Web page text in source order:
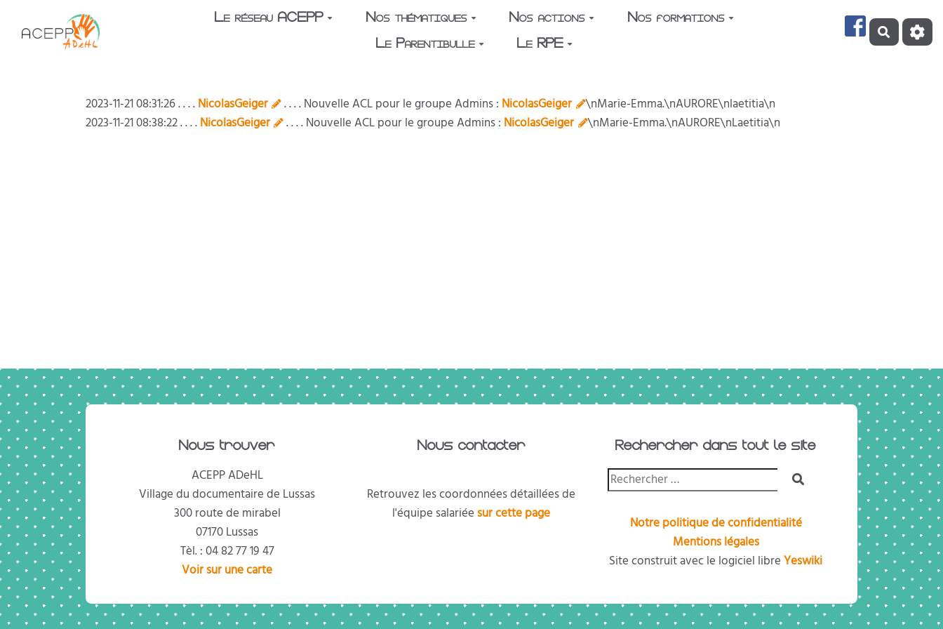
Aller au contenu principal Le réseau ACEPP Nos thématiques Nos actions
Nos formations
Le Parentibulle
Le RPE
2023-11-21 08:31:26 . . . . NicolasGeiger . . . . Nouvelle ACL pour le groupe Admins : NicolasGeiger
\nMarie-Emma.\nAURORE\nlaetitia\n
2023-11-21 08:38:22 . . . . NicolasGeiger . . . . Nouvelle ACL pour le groupe Admins : NicolasGeiger \nMarie-Emma.\nAURORE\nLaetitia\n
Nous trouver
ACEPP ADeHL
Village du documentaire de Lussas
300 route de mirabel
07170 Lussas
Tèl. : 04 82 77 19 47
Voir sur une carte
Nous contacter
Retrouvez les coordonnées détaillées de
l'équipe salariée sur cette page
Rechercher dans tout le site
Notre politique de confidentialité
Mentions légales
Site construit avec le logiciel libreYeswiki